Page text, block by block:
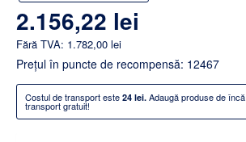
2.156,22 lei
Fără TVA: 1.782,00 lei
Preţul în puncte de recompensă: 12467
Costul de transport este 24 lei. Adaugă produse de încă
transport gratuit!